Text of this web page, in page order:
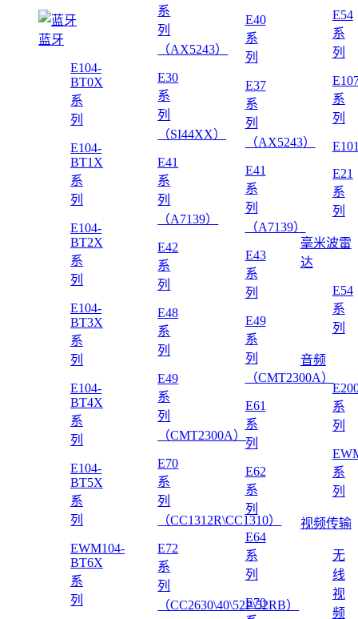
蓝牙
E104-
BT0X
系
列
E104-
BT1X
系
列
E104-
BT2X
系
列
E104-
BT3X
系
列
E104-
BT4X
系
列
E104-
BT5X
系
列
EWM104-
BT6X
系
列
系
列
（AX5243）
E30
系
列
（SI44XX）
E41
系
列
（A7139）
E42
系
列
E48
系
列
E49
系
列
（CMT2300A）
E70
系
列
（CC1312R\CC1310）
E72
系
列
（CC2630\40\52P\52RB）
E40
系
列
E37
系
列
（AX5243）
E41
系
列
（A7139）
E43
系
列
E49
系
列
（CMT2300A）
E61
系
列
E62
系
列
E64
系
列
E70
E54
系
列
系
列
E21
系
列
毫米波雷
达
E54
系
列
音频
系
列
系
列
视频传输
无
线
视
频